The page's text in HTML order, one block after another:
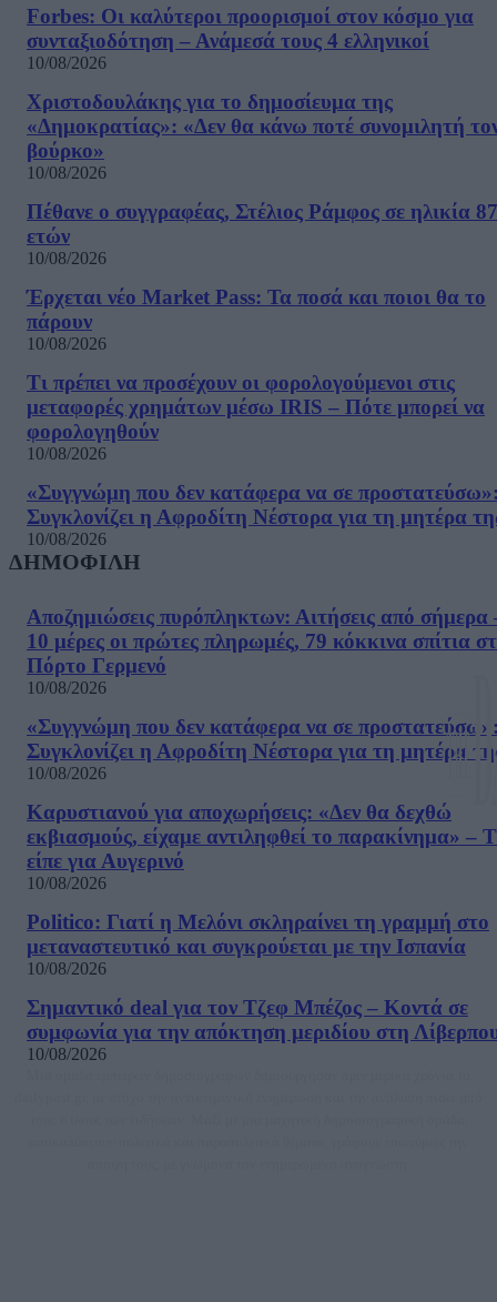
Forbes: Οι καλύτεροι προορισμοί στον κόσμο για
συνταξιοδότηση – Ανάμεσά τους 4 ελληνικοί
10/08/2026
Χριστοδουλάκης για το δημοσίευμα της
«Δημοκρατίας»: «Δεν θα κάνω ποτέ συνομιλητή
βούρκο»
10/08/2026
Πέθανε ο συγγραφέας, Στέλιος Ράμφος σε ηλικία 87
ετών
10/08/2026
Έρχεται νέο Market Pass: Τα ποσά και ποιοι θα το
πάρουν
10/08/2026
Τι πρέπει να προσέχουν οι φορολογούμενοι στις
μεταφορές χρημάτων μέσω IRIS – Πότε μπορεί να
φορολογηθούν
10/08/2026
«Συγγνώμη που δεν κατάφερα να σε
Συγκλονίζει η Αφροδίτη Νέστορα για τη μητέρα
10/08/2026
ΔΗΜΟΦΙΛΗ
Αποζημιώσεις πυρόπληκτων: Αιτήσεις από σήμερα
10 μέρες οι πρώτες πληρωμές, 79 κόκκινα σπίτια
Πόρτο Γερμενό
10/08/2026
«Συγγνώμη που δεν κατάφερα να σε
Συγκλονίζει η Αφροδίτη Νέστορα για τη μητέρα
10/08/2026
Καρυστιανού για αποχωρήσεις: «Δεν θα δεχθώ
εκβιασμούς, είχαμε αντιληφθεί το παρακίνημα» –
είπε για Αυγερινό
10/08/2026
Politico: Γιατί η Μελόνι σκληραίνει τη γραμμή στο
μεταναστευτικό και συγκρούεται με την Ισπανία
10/08/2026
Σημαντικό deal για τον Τζεφ Μπέζος – Κοντά σε
συμφωνία για την απόκτηση μεριδίου στη
10/08/2026